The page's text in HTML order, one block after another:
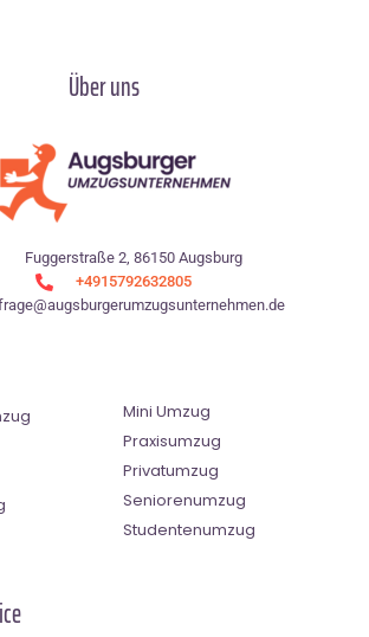
Über uns
Fuggerstraße 2, 86150 Augsburg
+4915792632805
Mini Umzug
Praxisumzug
Privatumzug
Seniorenumzug
Studentenumzug